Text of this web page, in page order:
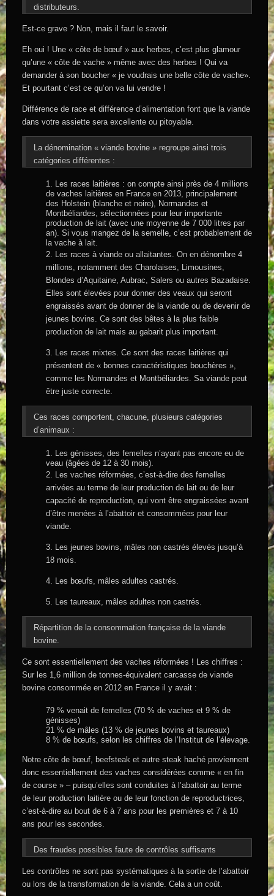
distributeurs.
Est-ce grave ? Non, mais il faut le savoir.
Eh oui ! Une « côte de bœuf » aux herbes, c’est plus glamour
qu’une « côte de vache » même avec des herbes ! Qui va
demander à son boucher « je voudrais une belle côte de vache».
Et pourtant c’est ce qu’on va lui vendre !
Différence de race et différence d’alimentation font que la viande
dans votre assiette sera excellente ou pitoyable.
La dénomination « viande bovine » regroupe ainsi trois
catégories différentes :
1. Les races laitières : on compte ainsi près de 4 millions
de vaches laitières en France en 2013, principalement
des Holstein (blanche et noire), Normandes et
Montbéliardes, sélectionnées pour leur importante
production de lait (avec une moyenne de 7 000 litres par
an). Si vous mangez de la semelle, c’est probablement de
la vache à lait.
2. Les races à viande ou allaitantes. On en dénombre 4
millions, notamment des Charolaises, Limousines,
Blondes d’Aquitaine, Aubrac, Salers ou autres Bazadaise.
Elles sont élevées pour donner des veaux qui seront
engraissés avant de donner de la viande ou de devenir de
jeunes bovins. Ce sont des bêtes à la plus faible
production de lait mais au gabarit plus important.
3. Les races mixtes. Ce sont des races laitières qui
présentent de « bonnes caractéristiques bouchères »,
comme les Normandes et Montbéliardes. Sa viande peut
être juste correcte.
Ces races comportent, chacune, plusieurs catégories
d’animaux :
1. Les génisses, des femelles n’ayant pas encore eu de
veau (âgées de 12 à 30 mois).
2. Les vaches réformées, c’est-à-dire des femelles
arrivées au terme de leur production de lait ou de leur
capacité de reproduction, qui vont être engraissées avant
d’être menées à l’abattoir et consommées pour leur
viande.
3. Les jeunes bovins, mâles non castrés élevés jusqu’à
18 mois.
4. Les bœufs, mâles adultes castrés.
5. Les taureaux, mâles adultes non castrés.
Répartition de la consommation française de la viande
bovine.
Ce sont essentiellement des vaches réformées ! Les chiffres :
Sur les 1,6 million de tonnes-équivalent carcasse de viande
bovine consommée en 2012 en France il y avait :
79 % venait de femelles (70 % de vaches et 9 % de
génisses)
21 % de mâles (13 % de jeunes bovins et taureaux)
8 % de bœufs, selon les chiffres de l’Institut de l’élevage.
Notre côte de bœuf, beefsteak et autre steak haché proviennent
donc essentiellement des vaches considérées comme « en fin
de course » – puisqu’elles sont conduites à l’abattoir au terme
de leur production laitière ou de leur fonction de reproductrices,
c’est-à-dire au bout de 6 à 7 ans pour les premières et 7 à 10
ans pour les secondes.
Des fraudes possibles faute de contrôles suffisants
Les contrôles ne sont pas systématiques à la sortie de l’abattoir
ou lors de la transformation de la viande. Cela a un coût.